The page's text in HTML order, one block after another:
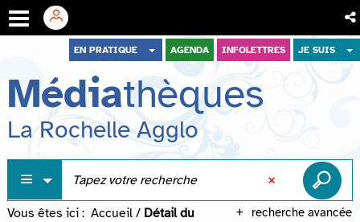
menu
contenu
recherche
EN PRATIQUE AGENDA INFOLETTRES JE SUIS
Médiathèques
La Rochelle Agglo
recherche avancée
Vous êtes ici : Accueil / Détail du